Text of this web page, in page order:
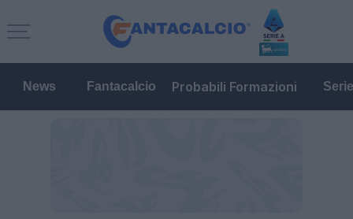
News Fantacalcio Probabili Formazioni